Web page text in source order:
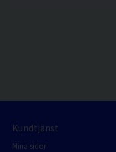
Kundtjänst
Mina sidor